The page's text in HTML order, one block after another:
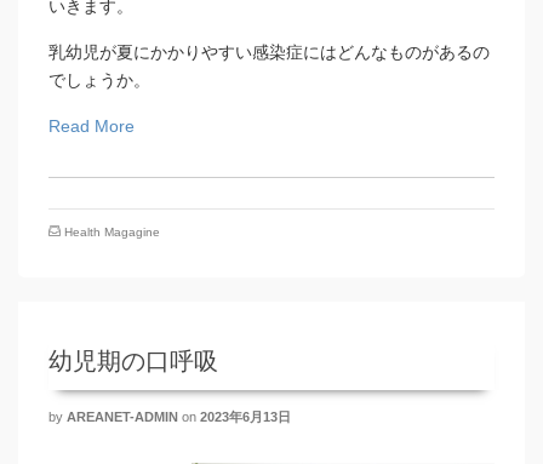
いきます。
乳幼児が夏にかかりやすい感染症にはどんなものがあるの
でしょうか。
Read More
Health Magagine
幼児期の口呼吸
by AREANET-ADMIN on 2023年6月13日